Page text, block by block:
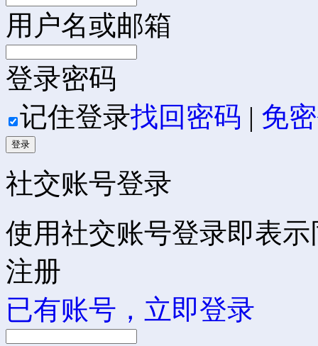
用户名或邮箱
登录密码
记住登录找回密码 | 免
登录
社交账号登录
使用社交账号登录即表示
注册
已有账号，立即登录